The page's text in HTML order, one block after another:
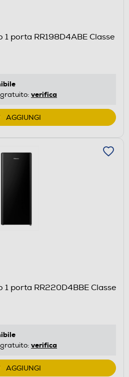
1 porta RR198D4ABE Classe
verifica
AGGIUNGI
1 porta RR220D4BBE Classe
verifica
AGGIUNGI